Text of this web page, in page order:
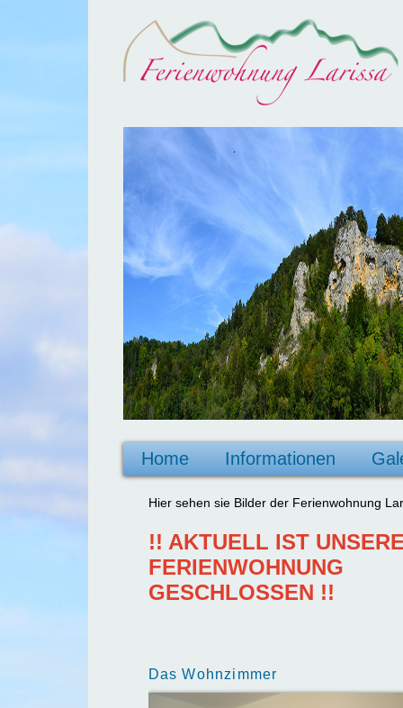
Home Informationen
Hier sehen sie Bilder der Ferienwohnung
!! AKTUELL IST
FERIENWOHNUNG
GESCHLOSSEN !!
Das Wohnzimmer